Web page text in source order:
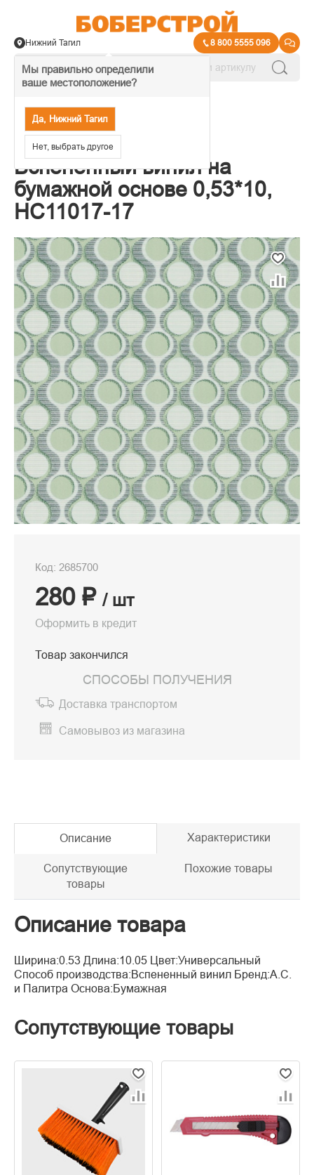
Мы правильно определили
ваше местоположение?
Да, Нижний Тагил
Нет, выбрать другое
Нижний Тагил 8 800 5555 096
Обои HomeColor
Вспененный винил на
бумажной основе 0,53*10,
HC11017-17
Код: 2685700
280 ₽ / шт
Оформить в кредит
Товар закончился
СПОСОБЫ ПОЛУЧЕНИЯ
Доставка транспортом
Самовывоз из магазина
Описание Характеристики
Сопутствующие
товары
Похожие товары
Описание товара
Ширина:0.53 Длина:10.05 Цвет:Универсальный
Способ производства:Вспененный винил Бренд:А.С.
и Палитра Основа:Бумажная
Сопутствующие товары